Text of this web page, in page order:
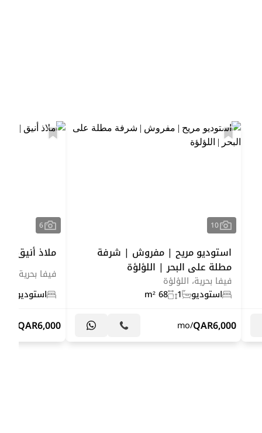
10
استوديو مريح | مفروش | شرفة
مطلة على البحر | اللؤلؤة
فيفا بحرية، اللؤلؤة
استوديو
1
68 m²
6,000
QAR
/mo
6
ملاذ أنيق |
فيفا بحرية،
استوديو
6,000
QAR